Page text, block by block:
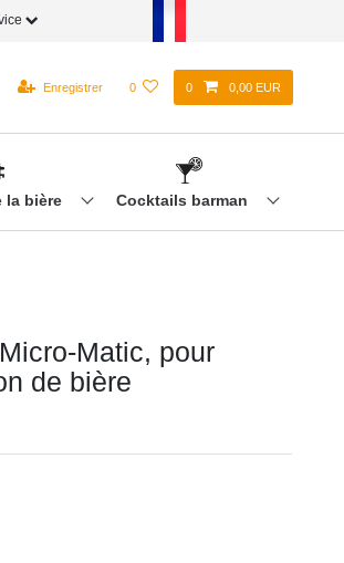
Enregistrer 0 0 0,00 EUR
la bière Cocktails barman
Matic, pour
de bière